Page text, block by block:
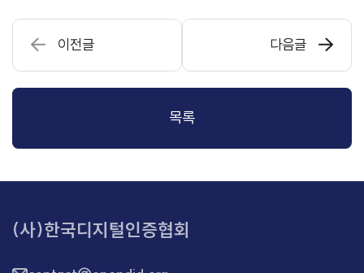
이전글 다음글
목록
(사)한국디지털인증협회